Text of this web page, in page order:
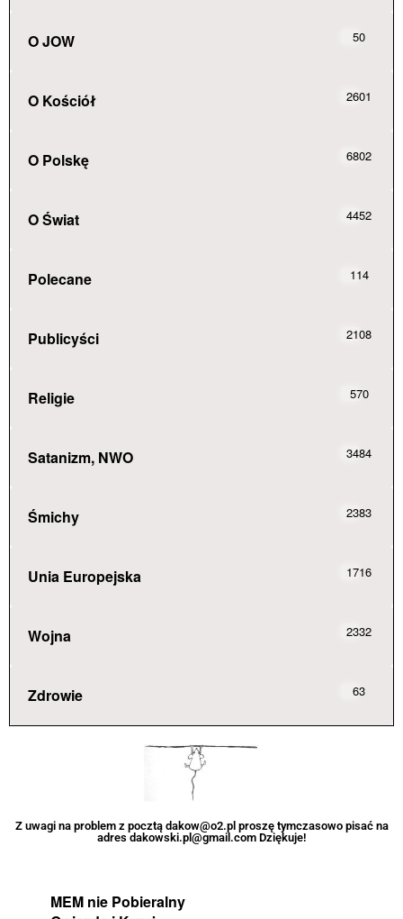
O JOW 50
O Kościół 2601
O Polskę 6802
O Świat 4452
Polecane 114
Publicyści 2108
Religie 570
Satanizm, NWO 3484
Śmichy 2383
Unia Europejska 1716
Wojna 2332
Zdrowie 63
Z uwagi na problem z pocztą dakow@o2.pl proszę tymczasowo pisać na
adres dakowski.pl@gmail.com Dziękuje!
MEM nie Pobieralny